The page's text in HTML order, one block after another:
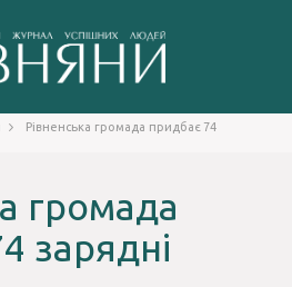
Рівненська громада придбає 74
громада
зарядні